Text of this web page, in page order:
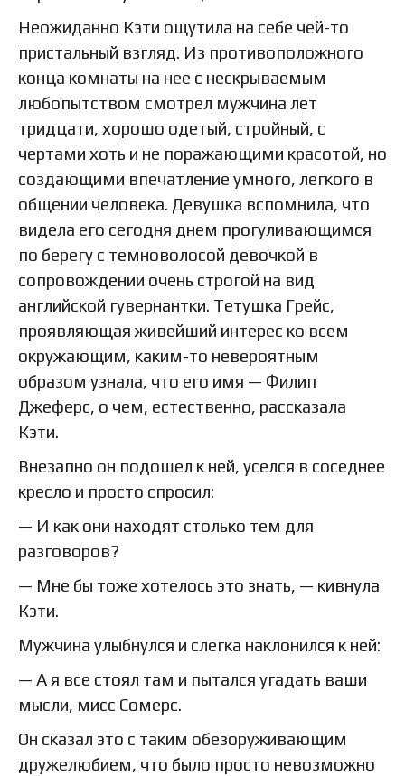
Неожиданно Кэти ощутила на себе чей-то
пристальный взгляд. Из противоположного
конца комнаты на нее с нескрываемым
любопытством смотрел мужчина лет
тридцати, хорошо одетый, стройный, с
чертами хоть и не поражающими красотой, но
создающими впечатление умного, легкого в
общении человека. Девушка вспомнила, что
видела его сегодня днем прогуливающимся
по берегу с темноволосой девочкой в
сопровождении очень строгой на вид
английской гувернантки. Тетушка Грейс,
проявляющая живейший интерес ко всем
окружающим, каким-то невероятным
образом узнала, что его имя — Филип
Джеферс, о чем, естественно, рассказала
Кэти.
Внезапно он подошел к ней, уселся в соседнее
кресло и просто спросил:
— И как они находят столько тем для
разговоров?
— Мне бы тоже хотелось это знать, — кивнула
Кэти.
Мужчина улыбнулся и слегка наклонился к ней:
— А я все стоял там и пытался угадать ваши
мысли, мисс Сомерс.
Он сказал это с таким обезоруживающим
дружелюбием, что было просто невозможно